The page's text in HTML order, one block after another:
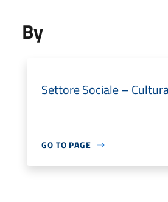
By
Settore Sociale –
GO TO PAGE